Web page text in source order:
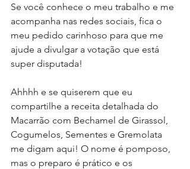
Se você conhece o meu trabalho e me
acompanha nas redes sociais, fica o
meu pedido carinhoso para que me
ajude a divulgar a votação que está
super disputada!
Ahhhh e se quiserem que eu
compartilhe a receita detalhada do
Macarrão com Bechamel de Girassol,
Cogumelos, Sementes e Gremolata
me digam aqui! O nome é pomposo,
mas o preparo é prático e os